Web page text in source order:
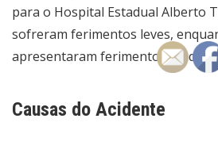
para o Hospital Estadual Alberto
sofreram ferimentos leves,
apresentaram ferimentos
Causas do Acidente